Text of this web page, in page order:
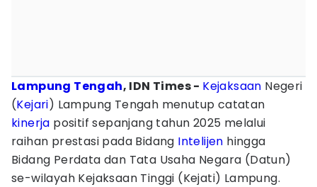
Lampung Tengah, IDN Times - Kejaksaan Negeri
(Kejari) Lampung Tengah menutup catatan
kinerja positif sepanjang tahun 2025 melalui
raihan prestasi pada Bidang Intelijen hingga
Bidang Perdata dan Tata Usaha Negara (Datun)
se-wilayah Kejaksaan Tinggi (Kejati) Lampung.